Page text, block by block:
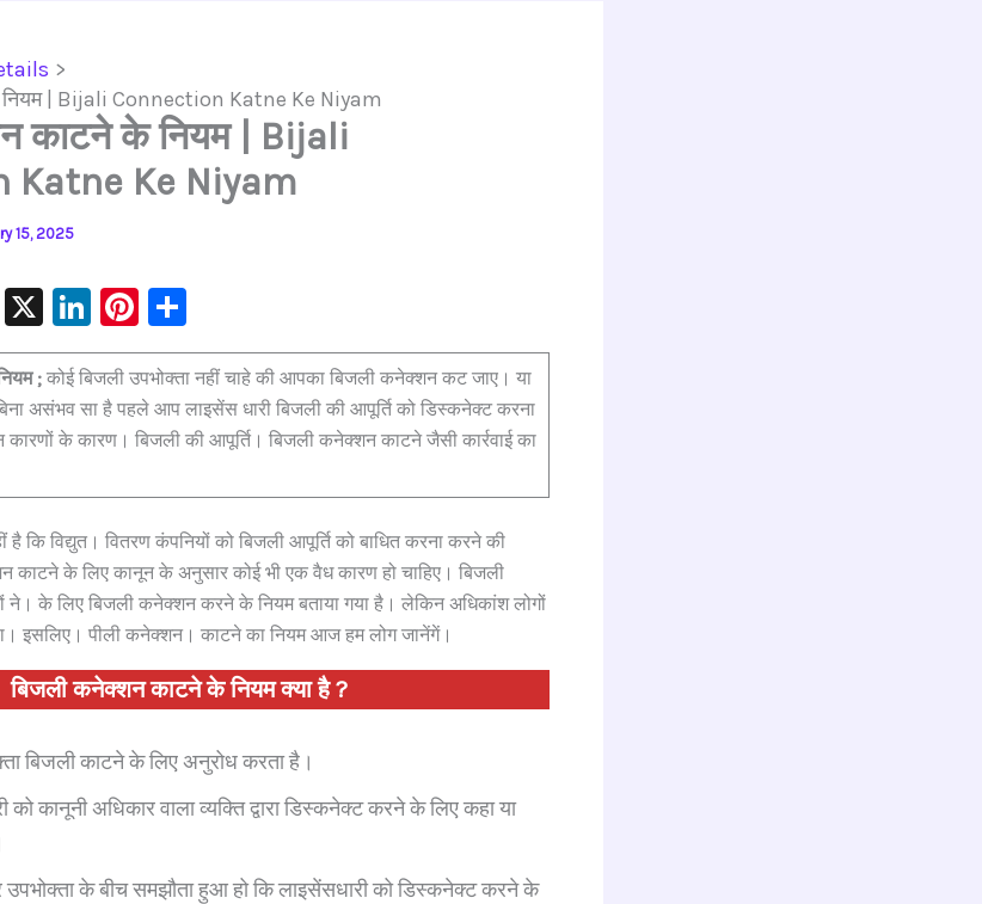
| Bijali Connection Katne Ke Niyam
काटने के नियम | Bijali
Katne Ke Niyam
15, 2025
Te
m
X
Li
n
k
e
dI
n
Pi
nt
er
e
st
h
ar
e
; कोई बिजली उपभोक्ता नहीं चाहे की आपका बिजली कनेक्शन कट जाए। या
असंभव सा है पहले आप लाइसेंस धारी बिजली की आपूर्ति को डिस्कनेक्ट करना
कारणों के कारण। बिजली की आपूर्ति। बिजली कनेक्शन काटने जैसी कार्रवाई का
कि विद्युत। वितरण कंपनियों को बिजली आपूर्ति को बाधित करना करने की
काटने के लिए कानून के अनुसार कोई भी एक वैध कारण हो चाहिए। बिजली
ने। के लिए बिजली कनेक्शन करने के नियम बताया गया है। लेकिन अधिकांश लोगों
इसलिए। पीली कनेक्शन। काटने का नियम आज हम लोग जानेंगें।
बिजली कनेक्शन काटने के नियम क्या है ?
बिजली काटने के लिए अनुरोध करता है।
कानूनी अधिकार वाला व्यक्ति द्वारा डिस्कनेक्ट करने के लिए कहा या
उपभोक्ता के बीच समझौता हुआ हो कि लाइसेंसधारी को डिस्कनेक्ट करने के